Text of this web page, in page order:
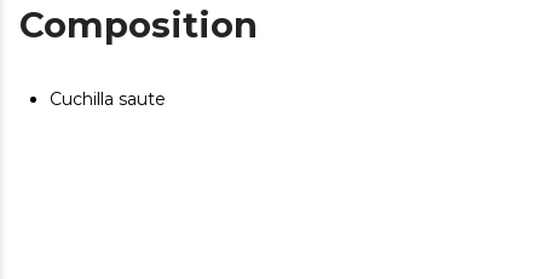
Composition
Cuchilla saute